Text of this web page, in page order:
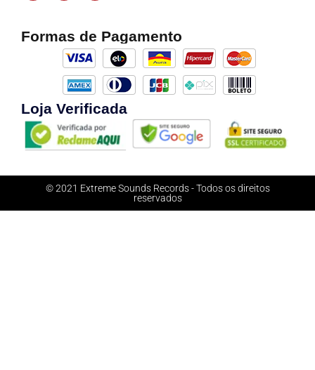
Formas de Pagamento
Loja Verificada
© 2021 Extreme Sounds Records - Todos os direitos
reservados